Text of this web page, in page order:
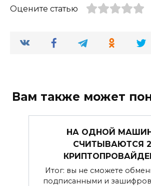
Оцените статью
Вам также может
НА ОДНОЙ
СЧИТЫВАЮТСЯ 2
Итог: вы не сможете
подписанными и